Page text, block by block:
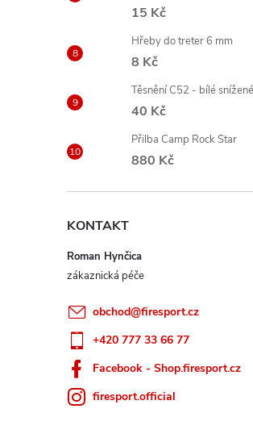
15 Kč
Hřeby do treter 6 mm
8 Kč
Těsnění C52 - bílé
40 Kč
Přilba Camp Rock Star
880 Kč
KONTAKT
Roman Hynčica
obchod@firesport.cz
+420 777 33 66 77
Facebook - Shop.firesport.cz
firesport.official